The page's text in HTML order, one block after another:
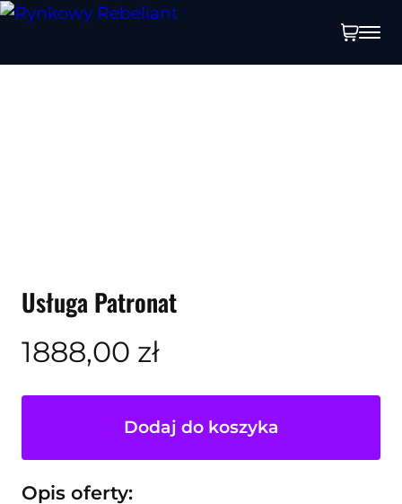
Usługa Patronat
1888,00 zł
Dodaj do koszyka
Opis oferty: